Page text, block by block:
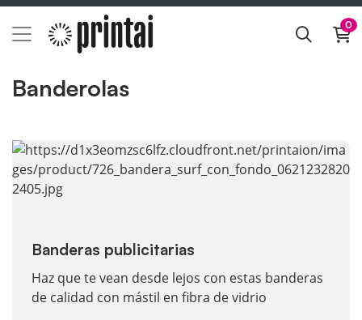
0
Banderolas
Banderas publicitarias
Haz que te vean desde lejos con estas banderas
de calidad con mástil en fibra de vidrio
Voir plus Banderas publicitarias